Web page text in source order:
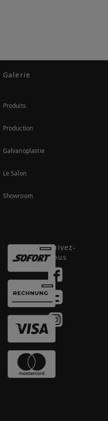
Galerie
Produits
Production
Galvanoplastie
Le Salon
Showroom
Suivez-
nous